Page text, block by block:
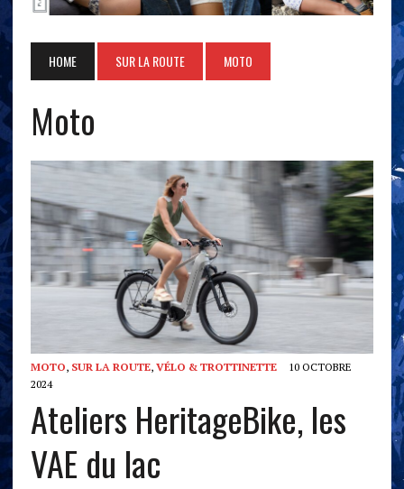
HOME SUR LA ROUTE MOTO
Moto
MOTO, SUR LA ROUTE, VÉLO & TROTTINETTE
10 OCTOBRE
2024
Ateliers HeritageBike, les
VAE du lac